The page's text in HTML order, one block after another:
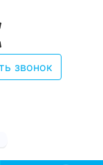
звонок